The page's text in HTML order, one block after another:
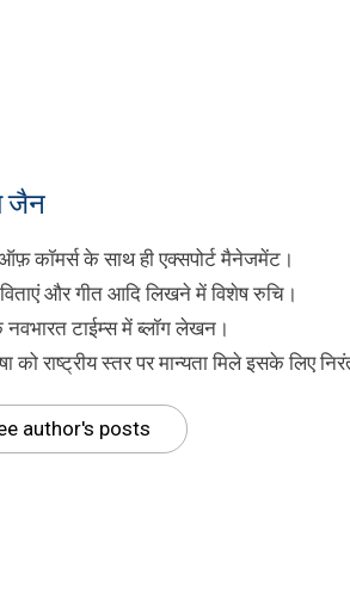
जैन
कॉमर्स के साथ ही एक्सपोर्ट मैनेजमेंट।
और गीत आदि लिखने में विशेष रुचि।
नवभारत टाईम्स में ब्लॉग लेखन।
को राष्ट्रीय स्तर पर मान्यता मिले इसके लिए
author's posts